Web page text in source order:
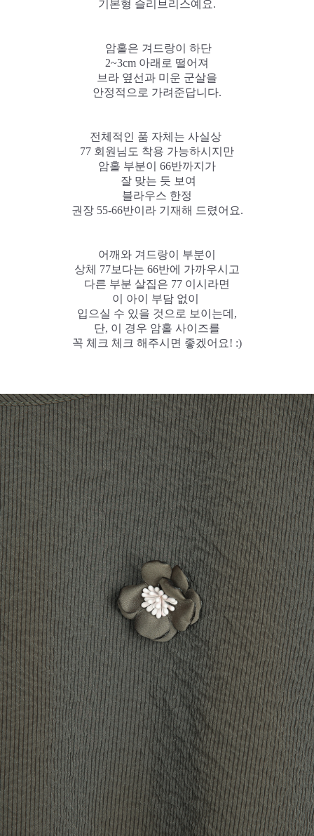
기본형 슬리브리스예요.
암홀은 겨드랑이 하단
2~3cm 아래로 떨어져
브라 옆선과 미운 군살을
안정적으로 가려준답니다.
전체적인 품 자체는 사실상
77 회원님도 착용 가능하시지만
암홀 부분이 66반까지가
잘 맞는 듯 보여
블라우스 한정
권장 55-66반이라 기재해 드렸어요.
어깨와 겨드랑이 부분이
상체 77보다는 66반에 가까우시고
다른 부분 살집은 77 이시라면
이 아이 부담 없이
입으실 수 있을 것으로 보이는데,
단, 이 경우 암홀 사이즈를
꼭 체크 체크 해주시면 좋겠어요! :)